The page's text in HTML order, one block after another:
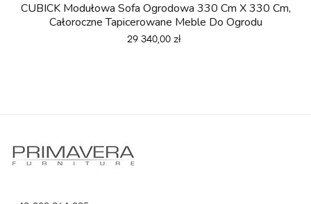
CUBICK Modułowa Sofa Ogrodowa 330 Cm X 330 Cm,
Całoroczne Tapicerowane Meble Do Ogrodu
Cena
29 340,00 zł